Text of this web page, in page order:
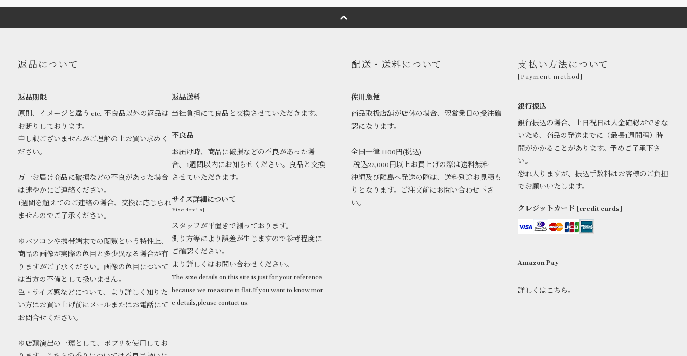
返品について
返品期限
原則、イメージと違う etc.. 不良品以外の返品は
お断りしております。
申し訳ございませんがご理解の上お買い求めく
ださい。
万一お届け商品に破損などの不良があった場合
は速やかにご連絡ください。
1週間を超えてのご連絡の場合、交換に応じられ
ませんのでご了承ください。
※パソコンや携帯端末での閲覧という特性上、
商品の画像が実際の色目と多少異なる場合が有
りますがご了承ください。画像の色目について
は当方の不備として扱いません。
色・サイズ感などについて、より詳しく知りた
い方はお買い上げ前にメールまたはお電話にて
お問合せください。
※店頭演出の一環として、ポプリを使用してお
返品送料
当社負担にて良品と交換させていただきます。
不良品
お届け時、商品に破損などの不良があった場
合、1週間以内にお知らせください。良品と交換
させていただきます。
サイズ詳細について
[Size details]
スタッフが平置きで測っております。
測り方等により誤差が生じますので参考程度に
ご確認ください。
より詳しくはお問い合わせください。
The size details on this site is just for your reference
because we measure in flat.If you want to know mor
e details,please contact us.
配送・送料について
佐川急便
商品取扱店舗が店休の場合、翌営業日の受注確
認になります。
全国一律 1100円(税込)
-税込22,000円以上お買上げの際は送料無料-
沖縄及び離島へ発送の際は、送料別途お見積も
りとなります。ご注文前にお問い合わせ下さ
い。
支払い方法について
[Payment method]
銀行振込
銀行振込の場合、土日祝日は入金確認ができな
いため、商品の発送までに（最長1週間程）時
間がかかることがあります。予めご了承下さ
い。
恐れ入りますが、振込手数料はお客様のご負担
でお願いいたします。
クレジットカード [credit cards]
Amazon Pay
詳しくはこちら。